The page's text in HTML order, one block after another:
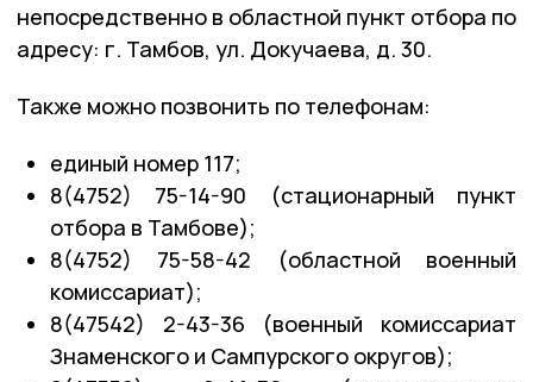
непосредственно в областной пункт отбора по
адресу: г. Тамбов, ул. Докучаева, д. 30.
Также можно позвонить по телефонам:
единый номер 117;
8(4752) 75-14-90 (стационарный пункт
отбора в Тамбове);
8(4752) 75-58-42 (областной военный
комиссариат);
8(47542) 2-43-36 (военный комиссариат
Знаменского и Сампурского округов);